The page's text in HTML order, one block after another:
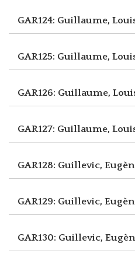
GAR124: Guillaume,
GAR125: Guillaume,
GAR126: Guillaume,
GAR127: Guillaume,
GAR128: Guillevic,
GAR129: Guillevic,
GAR130: Guillevic,